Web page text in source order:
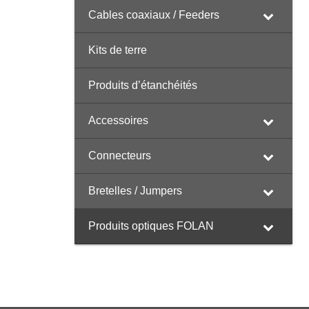
Cables coaxiaux / Feeders
Kits de terre
Produits d’étanchéités
Accessoires
Connecteurs
Bretelles / Jumpers
Produits optiques FOLAN